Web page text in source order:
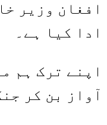
افغان وزیر
ادا کیا ہے۔
اپنے ترک ہم
آواز بن کر